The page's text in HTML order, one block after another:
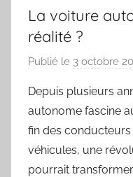
La voiture
réalité ?
Publié le 3 octobre
Depuis plusieurs
autonome fascine
fin des
véhicules, une
pourrait